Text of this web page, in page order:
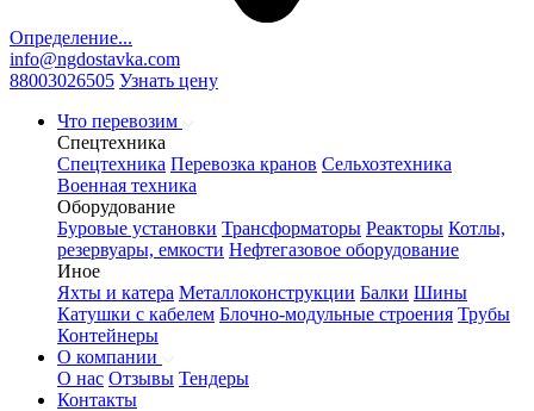
Определение...
info@ngdostavka.com
88003026505 Узнать цену
Что перевозим
Спецтехника
Спецтехника Перевозка кранов Сельхозтехника
Военная техника
Оборудование
Буровые установки Трансформаторы Реакторы Котлы,
резервуары, емкости Нефтегазовое оборудование
Иное
Яхты и катера Металлоконструкции Балки Шины
Катушки с кабелем Блочно-модульные строения Трубы
Контейнеры
О компании
О нас Отзывы Тендеры
Контакты